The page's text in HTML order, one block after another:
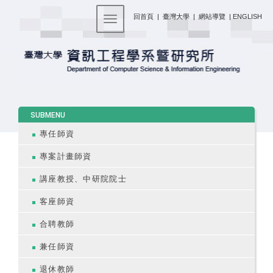
回首頁 | 臺灣大學 | 網站導覽 | ENGLISH
Toggle navigation
SUBMENU
專任師資
專案計畫師資
講座教授、中研院院士
客座師資
合聘教師
兼任師資
退休教師